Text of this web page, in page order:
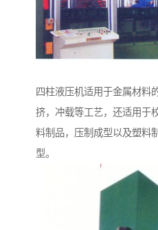
四柱液压机适用于金属材料
挤，冲载等工艺，还适用于
料制品，压制成型以及塑料
型。